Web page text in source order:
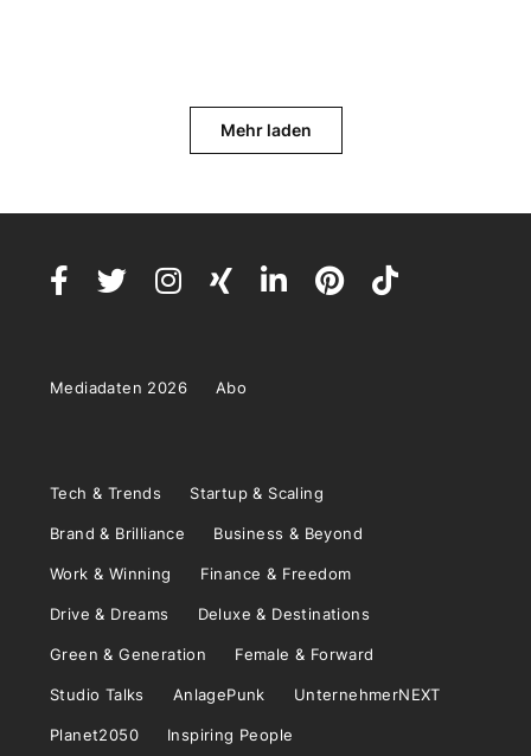
Mehr laden
Mediadaten 2026 Abo
Tech & Trends Startup & Scaling
Brand & Brilliance Business & Beyond
Work & Winning Finance & Freedom
Drive & Dreams Deluxe & Destinations
Green & Generation Female & Forward
Studio Talks AnlagePunk UnternehmerNEXT
Planet2050 Inspiring People